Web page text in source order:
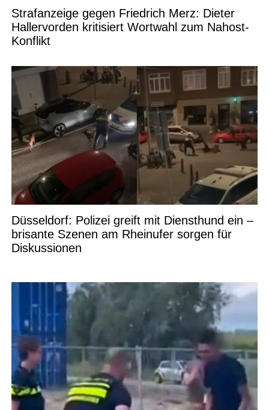
Strafanzeige gegen Friedrich Merz: Dieter
Hallervorden kritisiert Wortwahl zum Nahost-
Konflikt
Düsseldorf: Polizei greift mit Diensthund ein –
brisante Szenen am Rheinufer sorgen für
Diskussionen